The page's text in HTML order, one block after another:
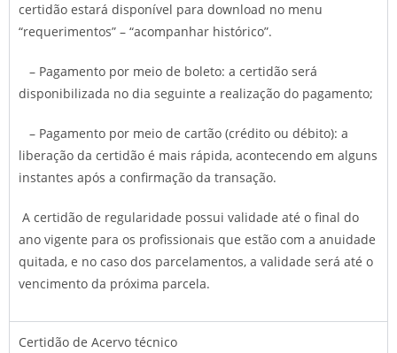
certidão estará disponível para download no menu
“requerimentos” – “acompanhar histórico”.
– Pagamento por meio de boleto: a certidão será
disponibilizada no dia seguinte a realização do pagamento;
– Pagamento por meio de cartão (crédito ou débito): a
liberação da certidão é mais rápida, acontecendo em alguns
instantes após a confirmação da transação.
A certidão de regularidade possui validade até o final do
ano vigente para os profissionais que estão com a anuidade
quitada, e no caso dos parcelamentos, a validade será até o
vencimento da próxima parcela.
Certidão de Acervo técnico